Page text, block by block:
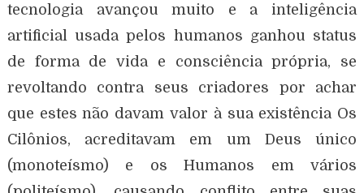
tecnologia avançou muito e a inteligência
artificial usada pelos humanos ganhou status
de forma de vida e consciência própria, se
revoltando contra seus criadores por achar
que estes não davam valor à sua existência Os
Cilônios, acreditavam em um Deus único
(monoteísmo) e os Humanos em vários